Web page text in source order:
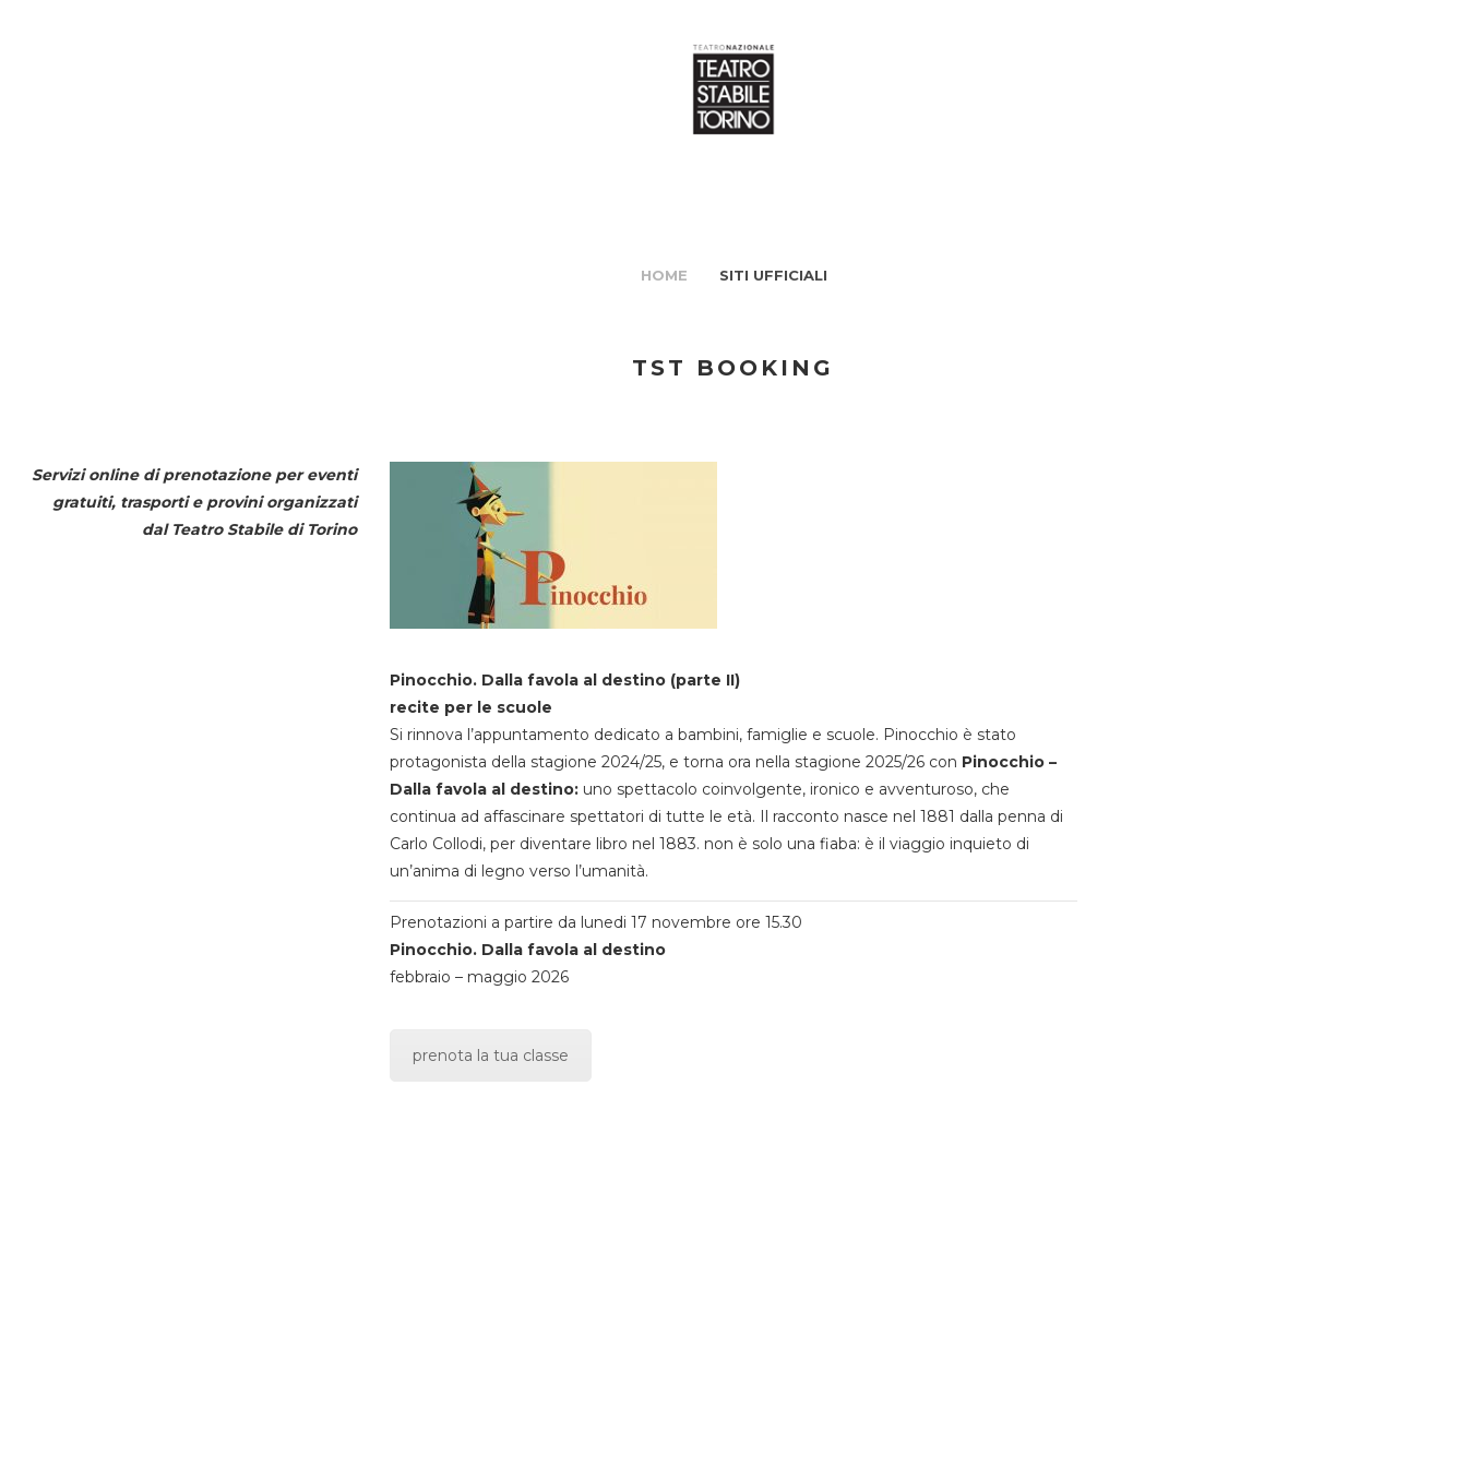
HOME SITI UFFICIALI
TST BOOKING
Servizi online di prenotazione per eventi
gratuiti, trasporti e provini organizzati
dal Teatro Stabile di Torino
Pinocchio. Dalla favola al destino (parte II)
recite per le scuole
Si rinnova l’appuntamento dedicato a bambini, famiglie e scuole. Pinocchio è stato
protagonista della stagione 2024/25, e torna ora nella stagione 2025/26 con Pinocchio –
Dalla favola al destino:uno spettacolo coinvolgente, ironico e avventuroso, che
continua ad affascinare spettatori di tutte le età. Il racconto nasce nel 1881 dalla penna di
Carlo Collodi, per diventare libro nel 1883. non è solo una fiaba: è il viaggio inquieto di
un’anima di legno verso l’umanità.
Prenotazioni a partire da lunedi 17 novembre ore 15.30
Pinocchio. Dalla favola al destino
febbraio – maggio 2026
prenota la tua classe